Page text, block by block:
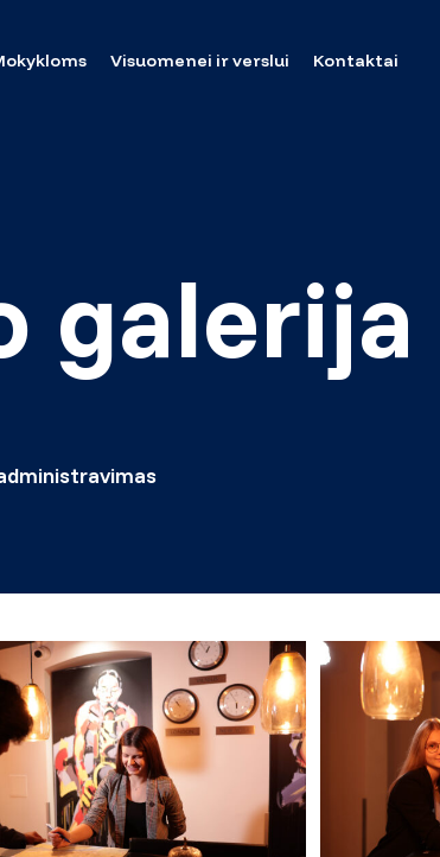
Visuomenei ir verslui Kontaktai
galerija